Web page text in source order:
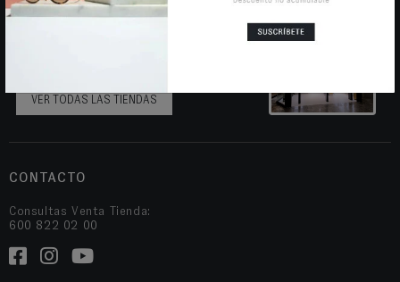
VER TODAS LAS TIENDAS
CONTACTO
Consultas Venta Tienda:
600 822 02 00